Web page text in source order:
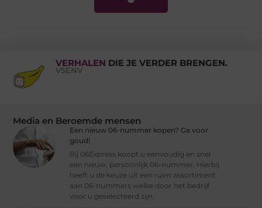
VERHALEN DIE JE VERDER BRENGEN.
VSENV
Media en Beroemde mensen
Een nieuw 06-nummer kopen? Ga voor
goud!
Bij 06Express koopt u eenvoudig en snel
een nieuw, persoonlijk 06-nummer. Hierbij
heeft u de keuze uit een ruim assortiment
aan 06-nummers welke door het bedrijf
voor u geselecteerd zijn.